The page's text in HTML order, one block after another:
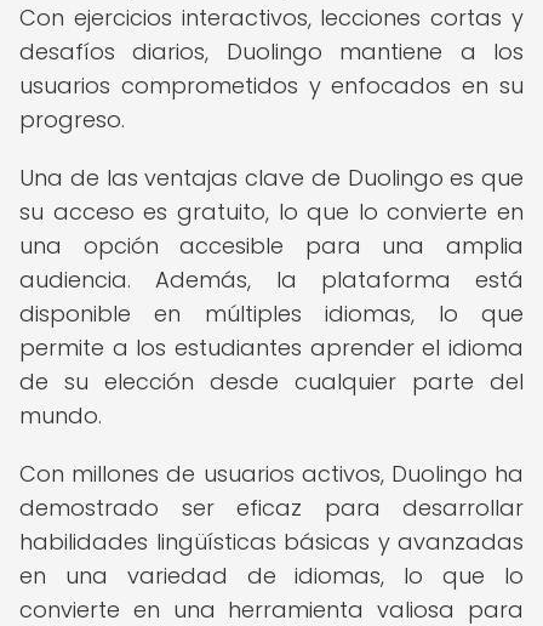
Con ejercicios interactivos, lecciones cortas y
desafíos diarios, Duolingo mantiene a los
usuarios comprometidos y enfocados en su
progreso.
Una de las ventajas clave de Duolingo es que
su acceso es gratuito, lo que lo convierte en
una opción accesible para una amplia
audiencia. Además, la plataforma está
disponible en múltiples idiomas, lo que
permite a los estudiantes aprender el idioma
de su elección desde cualquier parte del
mundo.
Con millones de usuarios activos, Duolingo ha
demostrado ser eficaz para desarrollar
habilidades lingüísticas básicas y avanzadas
en una variedad de idiomas, lo que lo
convierte en una herramienta valiosa para